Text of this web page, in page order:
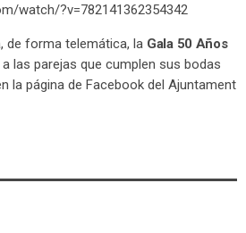
watch/?v=782141362354342
de forma telemática, la Gala 50 Años
las parejas que cumplen sus bodas
la página de Facebook del Ajuntament